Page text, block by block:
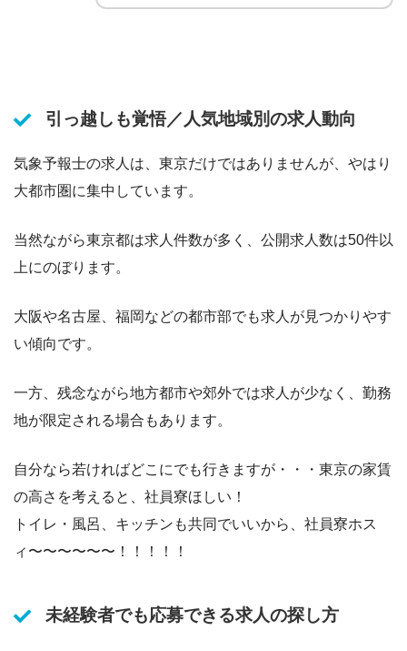
引っ越しも覚悟／人気地域別の求人動向
気象予報士の求人は、東京だけではありませんが、やはり
大都市圏に集中しています。
当然ながら東京都は求人件数が多く、公開求人数は50件以
上にのぼります。
大阪や名古屋、福岡などの都市部でも求人が見つかりやす
い傾向です。
一方、残念ながら地方都市や郊外では求人が少なく、勤務
地が限定される場合もあります。
自分なら若ければどこにでも行きますが・・・東京の家賃
の高さを考えると、社員寮ほしい！
トイレ・風呂、キッチンも共同でいいから、社員寮ホス
ィ〜〜〜〜〜〜！！！！！
未経験者でも応募できる求人の探し方